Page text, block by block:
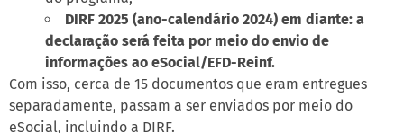
DIRF 2025 (ano-calendário 2024) em diante: a
declaração será feita por meio do envio de
informações ao eSocial/EFD-Reinf.
Com isso, cerca de 15 documentos que eram entregues
separadamente, passam a ser enviados por meio do
eSocial, incluindo a DIRF.